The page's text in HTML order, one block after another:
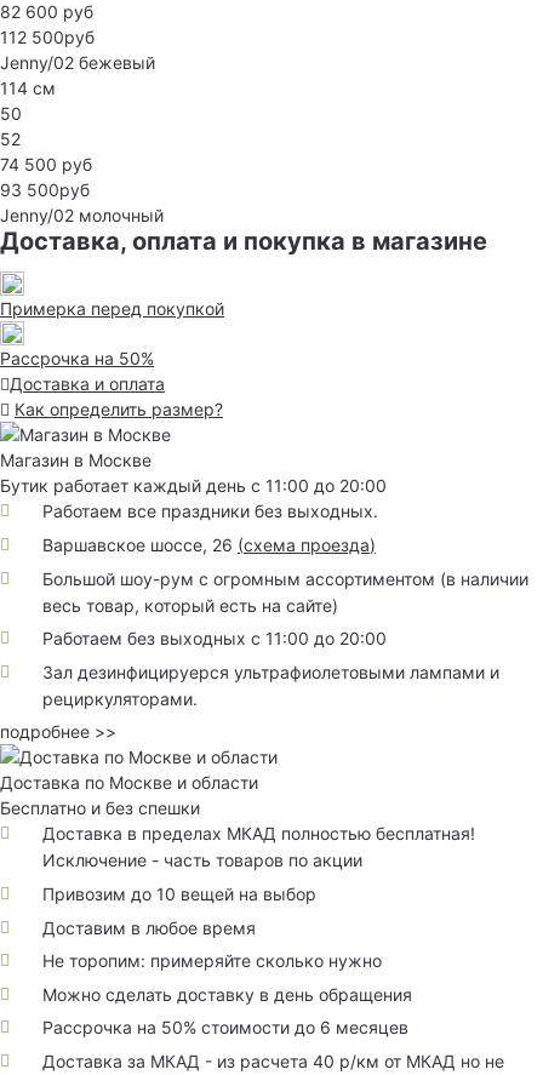
82 600 руб
112 500руб
Jenny/02 бежевый
114 см
50
52
74 500 руб
93 500руб
Jenny/02 молочный
Доставка, оплата и покупка в магазине
Примерка перед покупкой
Рассрочка на 50%
Доставка и оплата
Как определить размер?
Магазин в Москве
Бутик работает каждый день с 11:00 до 20:00
Работаем все праздники без выходных.
Варшавское шоссе, 26 (схема проезда)
Большой шоу-рум с огромным ассортиментом (в наличии
весь товар, который есть на сайте)
Работаем без выходных с 11:00 до 20:00
Зал дезинфицируерся ультрафиолетовыми лампами и
рециркуляторами.
подробнее >>
Доставка по Москве и области
Бесплатно и без спешки
Доставка в пределах МКАД полностью бесплатная!
Исключение - часть товаров по акции
Привозим до 10 вещей на выбор
Доставим в любое время
Не торопим: примеряйте сколько нужно
Можно сделать доставку в день обращения
Рассрочка на 50% стоимости до 6 месяцев
Доставка за МКАД - из расчета 40 р/км от МКАД но не